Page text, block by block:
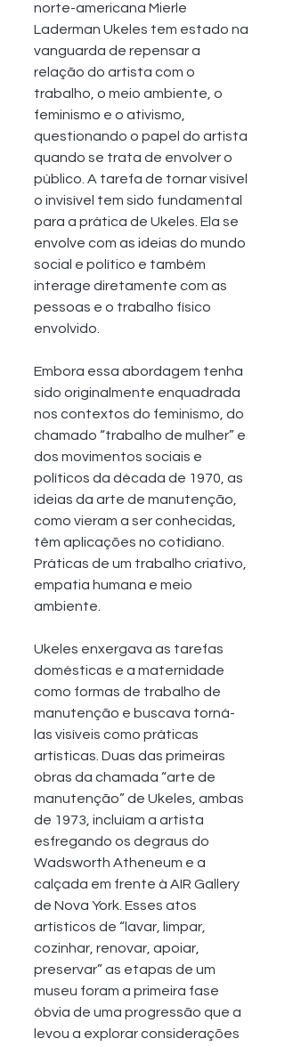
norte-americana Mierle
Laderman Ukeles tem estado na
vanguarda de repensar a
relação do artista com o
trabalho, o meio ambiente, o
feminismo e o ativismo,
questionando o papel do artista
quando se trata de envolver o
público. A tarefa de tornar visível
o invisível tem sido fundamental
para a prática de Ukeles. Ela se
envolve com as ideias do mundo
social e político e também
interage diretamente com as
pessoas e o trabalho físico
envolvido.
Embora essa abordagem tenha
sido originalmente enquadrada
nos contextos do feminismo, do
chamado “trabalho de mulher” e
dos movimentos sociais e
políticos da década de 1970, as
ideias da arte de manutenção,
como vieram a ser conhecidas,
têm aplicações no cotidiano.
Práticas de um trabalho criativo,
empatia humana e meio
ambiente.
Ukeles enxergava as tarefas
domésticas e a maternidade
como formas de trabalho de
manutenção e buscava torná-
las visíveis como práticas
artísticas. Duas das primeiras
obras da chamada “arte de
manutenção” de Ukeles, ambas
de 1973, incluíam a artista
esfregando os degraus do
Wadsworth Atheneum e a
calçada em frente à AIR Gallery
de Nova York. Esses atos
artísticos de “lavar, limpar,
cozinhar, renovar, apoiar,
preservar” as etapas de um
museu foram a primeira fase
óbvia de uma progressão que a
levou a explorar considerações